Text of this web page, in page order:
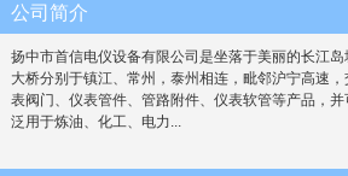
公司简介
扬中市首信电仪设备有限公司是坐落于美丽的长江
大桥分别于镇江、常州，泰州相连，毗邻沪宁高速
表阀门、仪表管件、管路附件、仪表软管等产品，
泛用于炼油、化工、电力...